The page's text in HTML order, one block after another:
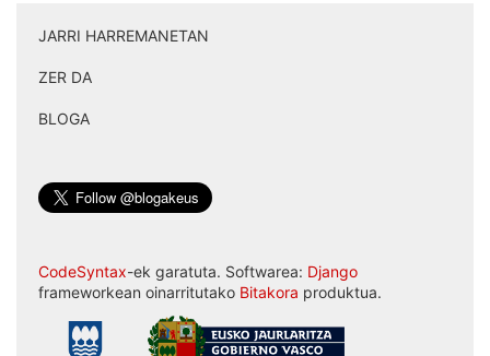
JARRI HARREMANETAN
ZER DA
BLOGA
CodeSyntax-ek garatuta. Softwarea: Django
frameworkean oinarritutako Bitakora produktua.